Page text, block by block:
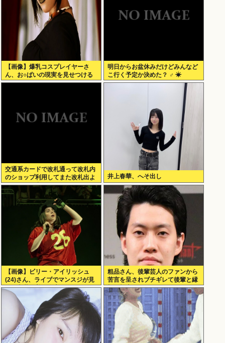
【画像】爆乳コスプレイヤーさ
ん、お○ぱいの現実を見せつける
ｗｗｗ
明日からお盆休みだけどみんなど
こ行く予定か決めた？ ‍♂ ☀
交通系カードで改札通って改札内
のショップ利用してまた改札出よ
うとしたら出られなくてワロタ
井上春華、へそ出し
【画像】ビリー・アイリッシュ
(24)さん、ライブでマンスジが見
える衣装を着て炎上
粗品さん、後輩芸人のファンから
苦言を呈されブチギレて後輩と縁
切り報告www